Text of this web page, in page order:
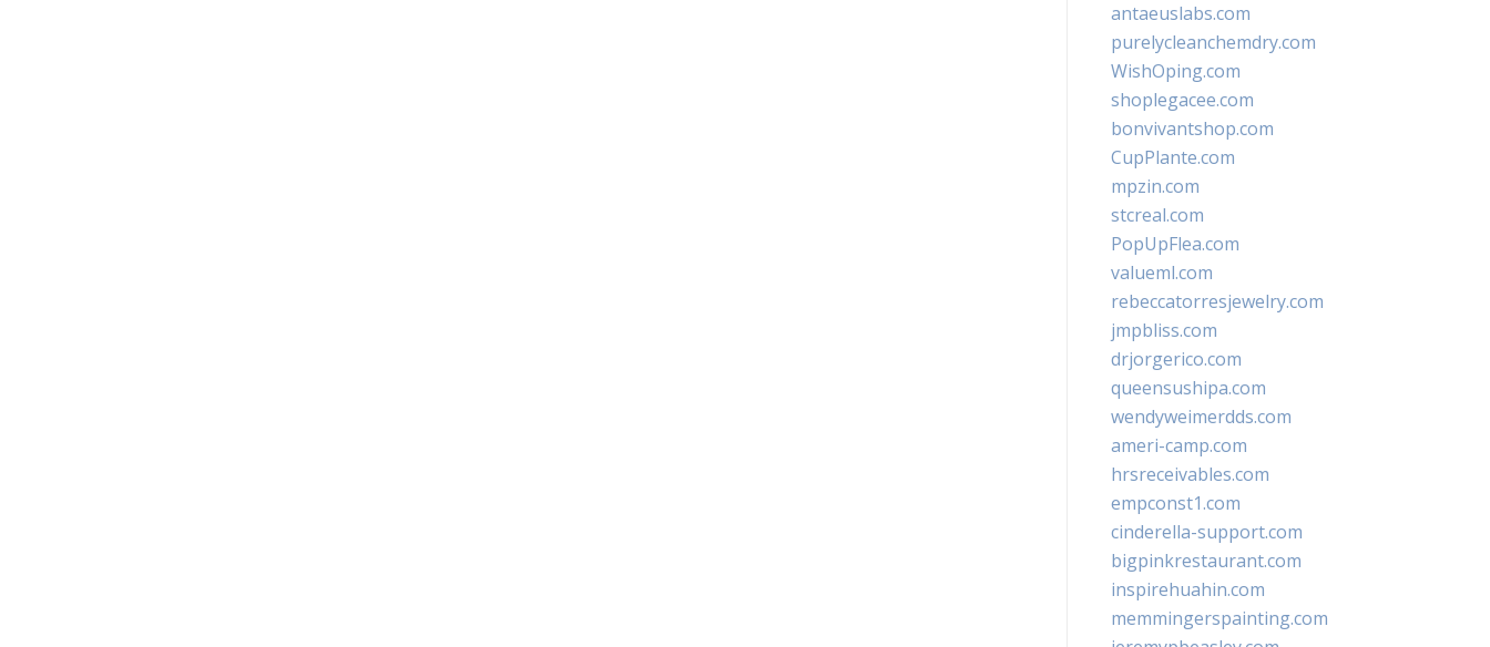
antaeuslabs.com
purelycleanchemdry.com
WishOping.com
shoplegacee.com
bonvivantshop.com
CupPlante.com
mpzin.com
stcreal.com
PopUpFlea.com
valueml.com
rebeccatorresjewelry.com
jmpbliss.com
drjorgerico.com
queensushipa.com
wendyweimerdds.com
ameri-camp.com
hrsreceivables.com
empconst1.com
cinderella-support.com
bigpinkrestaurant.com
inspirehuahin.com
memmingerspainting.com